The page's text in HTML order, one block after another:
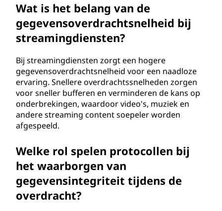
Wat is het belang van de
gegevensoverdrachtsnelheid bij
streamingdiensten?
Bij streamingdiensten zorgt een hogere
gegevensoverdrachtsnelheid voor een naadloze
ervaring. Snellere overdrachtssnelheden zorgen
voor sneller bufferen en verminderen de kans op
onderbrekingen, waardoor video's, muziek en
andere streaming content soepeler worden
afgespeeld.
Welke rol spelen protocollen bij
het waarborgen van
gegevensintegriteit tijdens de
overdracht?